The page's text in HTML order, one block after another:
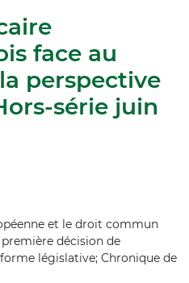
face au
perspective
série juin
et le droit commun
décision de
législative; Chronique de